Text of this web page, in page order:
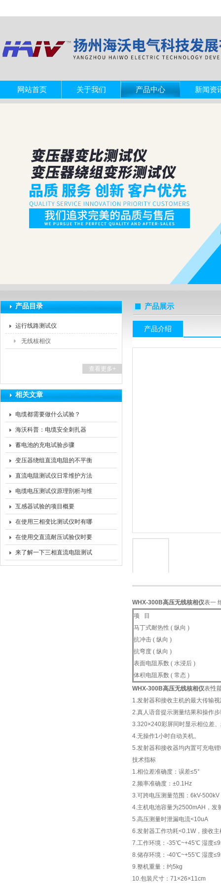
网站首页 关于我们 产品中心 新闻资
产品目录
运行线路测试仪
无线核相仪
查看更多+
相关文章
电缆都需要做什么试验？
海沃科普：电缆安全刺扎器
蓄电池的充电试验步骤
变压器绕组直流电阻的不平衡
率
直流电阻测试仪日常维护方法
总结说明
电缆电压测试仪原理剖析与维
护之道
互感器试验的项目概要
在使用三相变比测试仪时有哪
些注意事项呢
在使用交直流耐压试验仪时要
注意这些方面
来了解一下三相直流电阻测试
仪的功能及特征
产品展示
产品介绍
WHX-300B高压无线核相仪表一
项 目
马丁式耐热性 ( 纵向 )
抗冲击 ( 纵向 )
抗弯度 ( 纵向 )
表面电阻系数 ( 水浸后 )
体积电阻系数 ( 常态 )
WHX-300B高压无线核相仪表性
1.发射器和接收主机的最大传输
2.真人语音提示测量结果和操作
3.320×240彩屏同时显示相位差
4.无操作1小时自动关机。
5.发射器和接收器均内置可充电
技术指标
1.相位差准确度：误差≤5°
2.频率准确度：±0.1Hz
3.可跨电压测量范围：6kV-
4.主机电池容量为2500mAH，发
5.高压测量时泄漏电流<10uA
6.发射器工作功耗<0.1W，接收
7.工作环境：-35℃~+45℃ 湿度
8.储存环境：-40℃~+55℃ 湿度
9.整机重量：约5kg
10.包装尺寸：71×26×11cm